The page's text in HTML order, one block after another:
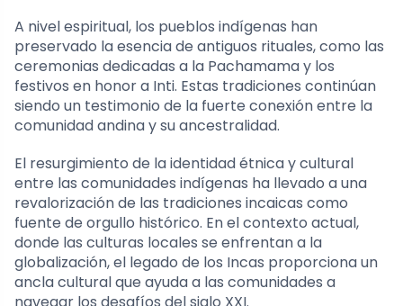
A nivel espiritual, los pueblos indígenas han
preservado la esencia de antiguos rituales, como las
ceremonias dedicadas a la Pachamama y los
festivos en honor a Inti. Estas tradiciones continúan
siendo un testimonio de la fuerte conexión entre la
comunidad andina y su ancestralidad.
El resurgimiento de la identidad étnica y cultural
entre las comunidades indígenas ha llevado a una
revalorización de las tradiciones incaicas como
fuente de orgullo histórico. En el contexto actual,
donde las culturas locales se enfrentan a la
globalización, el legado de los Incas proporciona un
ancla cultural que ayuda a las comunidades a
navegar los desafíos del siglo XXI.